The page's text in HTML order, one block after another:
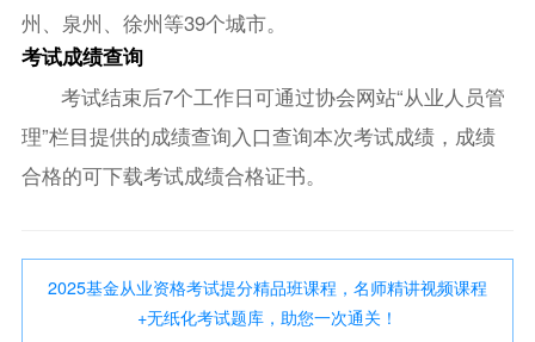
州、泉州、徐州等39个城市。
考试成绩查询
考试结束后7个工作日可通过协会网站“从业人员管
理”栏目提供的成绩查询入口查询本次考试成绩，成绩
合格的可下载考试成绩合格证书。
2025基金从业资格考试提分精品班课程，名师精讲视频课程
+无纸化考试题库，助您一次通关！